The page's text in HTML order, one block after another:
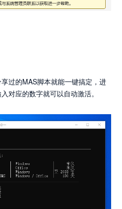
过的MAS脚本就能一键搞定，进
对应的数字就可以自动激活。